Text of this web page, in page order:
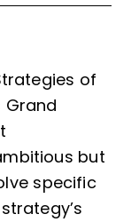
of
Grand
but
specific